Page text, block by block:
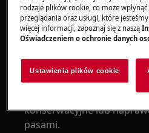
OSTRZEŻENIE!RYZYKO
Załóż rękawice
konserwacyjne lub
pasami.
rodzaje plików cookie, co może
przeglądania oraz usługi, które
więcej informacji, zapoznaj się z naszą
Oświadczeniem o ochronie danych
Ustawienia plików cookie